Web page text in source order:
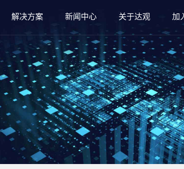
解决方案 新闻中心 关于达观 加